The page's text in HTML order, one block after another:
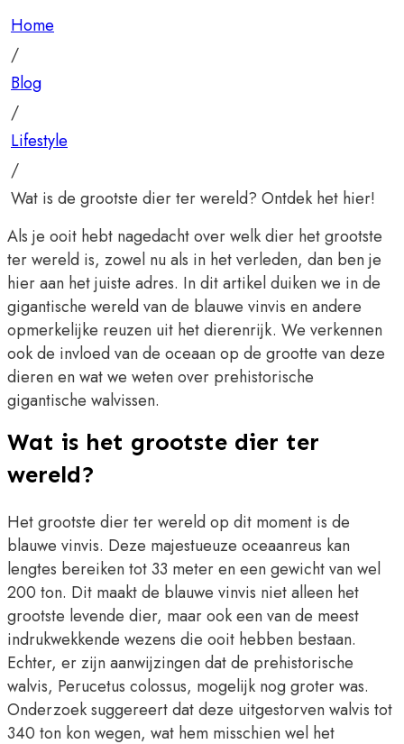
Home
/
Blog
/
Lifestyle
/
Wat is de grootste dier ter wereld? Ontdek het hier!
Als je ooit hebt nagedacht over welk dier het grootste
ter wereld is, zowel nu als in het verleden, dan ben je
hier aan het juiste adres. In dit artikel duiken we in de
gigantische wereld van de blauwe vinvis en andere
opmerkelijke reuzen uit het dierenrijk. We verkennen
ook de invloed van de oceaan op de grootte van deze
dieren en wat we weten over prehistorische
gigantische walvissen.
Wat is het grootste dier ter
wereld?
Het grootste dier ter wereld op dit moment is de
blauwe vinvis. Deze majestueuze oceaanreus kan
lengtes bereiken tot 33 meter en een gewicht van wel
200 ton. Dit maakt de blauwe vinvis niet alleen het
grootste levende dier, maar ook een van de meest
indrukwekkende wezens die ooit hebben bestaan.
Echter, er zijn aanwijzingen dat de prehistorische
walvis, Perucetus colossus, mogelijk nog groter was.
Onderzoek suggereert dat deze uitgestorven walvis tot
340 ton kon wegen, wat hem misschien wel het